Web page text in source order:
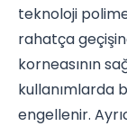
teknoloji
rahatça
korneasının
kullanımlarda
engellenir.